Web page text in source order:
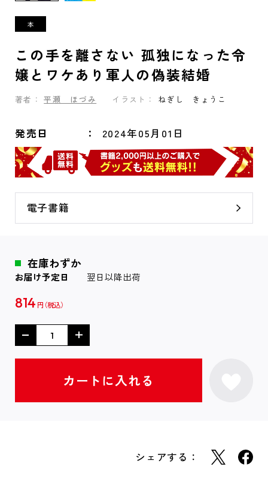
この手を離さない 孤独になった令
嬢とワケあり軍人の偽装結婚
著者： 平瀬 ほづみ イラスト： ねぎし きょうこ
発売日 2024年05月01日
電子書籍
在庫わずか
お届け予定日 翌日以降出荷
814 円
シェアする：